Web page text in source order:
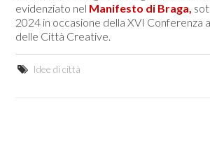
evidenziato nel Manifesto di Braga,
2024 in occasione della XVI Conferenza
delle Città Creative.
Idee di città